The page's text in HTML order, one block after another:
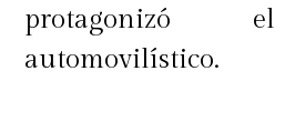
protagonizó
automovilístico.